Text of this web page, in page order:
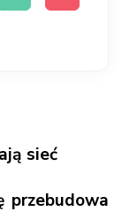
sieć
przebudowa